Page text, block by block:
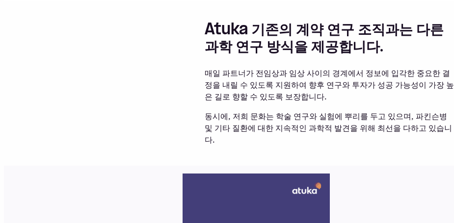
Atuka 기존의 계약 연구 조직과는 다른
과학 연구 방식을 제공합니다.
매일 파트너가 전임상과 임상 사이의 경계에서 정보에 입각한 중요한 결
정을 내릴 수 있도록 지원하여 향후 연구와 투자가 성공 가능성이 가장 높
은 길로 향할 수 있도록 보장합니다.
동시에, 저희 문화는 학술 연구와 실험에 뿌리를 두고 있으며, 파킨슨병
및 기타 질환에 대한 지속적인 과학적 발견을 위해 최선을 다하고 있습니
다.